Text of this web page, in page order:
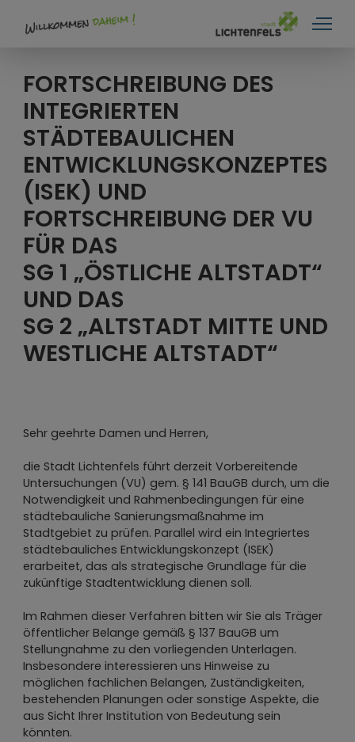
FORTSCHREIBUNG DES
INTEGRIERTEN
STÄDTEBAULICHEN
ENTWICKLUNGSKONZEPTES
(ISEK) UND
FORTSCHREIBUNG DER VU
FÜR DAS
SG 1 „ÖSTLICHE ALTSTADT“
UND DAS
SG 2 „ALTSTADT MITTE UND
WESTLICHE ALTSTADT“
Sehr geehrte Damen und Herren,
die Stadt Lichtenfels führt derzeit Vorbereitende
Untersuchungen (VU) gem. § 141 BauGB durch, um die
Notwendigkeit und Rahmenbedingungen für eine
städtebauliche Sanierungsmaßnahme im
Stadtgebiet zu prüfen. Parallel wird ein Integriertes
städtebauliches Entwicklungskonzept (ISEK)
erarbeitet, das als strategische Grundlage für die
zukünftige Stadtentwicklung dienen soll.
Im Rahmen dieser Verfahren bitten wir Sie als Träger
öffentlicher Belange gemäß § 137 BauGB um
Stellungnahme zu den vorliegenden Unterlagen.
Insbesondere interessieren uns Hinweise zu
möglichen fachlichen Belangen, Zuständigkeiten,
bestehenden Planungen oder sonstige Aspekte, die
aus Sicht Ihrer Institution von Bedeutung sein
könnten.